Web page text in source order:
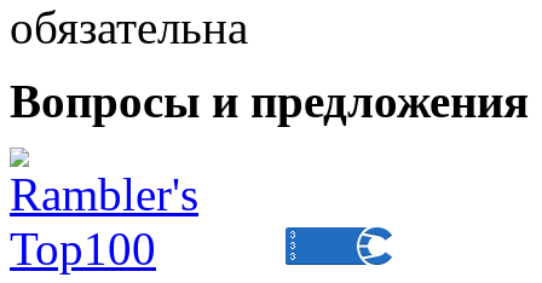
обязательна
Вопросы и